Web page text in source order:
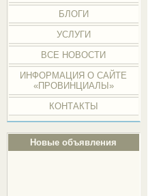
БЛОГИ
УСЛУГИ
ВСЕ НОВОСТИ
ИНФОРМАЦИЯ О САЙТЕ
«ПРОВИНЦИАЛЫ»
КОНТАКТЫ
Новые объявления